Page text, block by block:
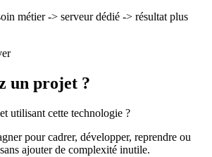
métier -> serveur dédié -> résultat plus
un projet ?
utilisant cette technologie ?
pour cadrer, développer, reprendre ou
ajouter de complexité inutile.